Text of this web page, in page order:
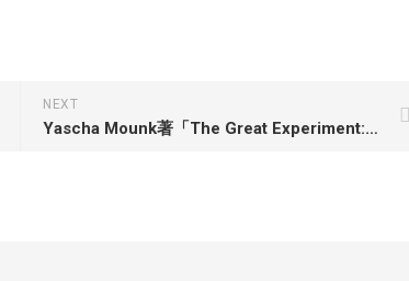
NEXT
Yascha Mounk著「The Great Experiment: Why Diverse Democracies Fall Apart and How They Can Endure」